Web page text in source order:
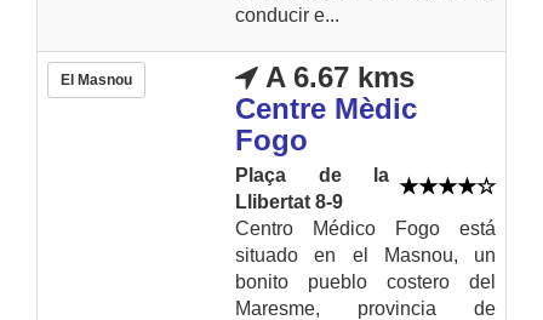
conducir e...
El Masnou
A 6.67 kms
Centre Mèdic
Fogo
Plaça de la
Llibertat 8-9
Centro Médico Fogo está
situado en el Masnou, un
bonito pueblo costero del
Maresme, provincia de